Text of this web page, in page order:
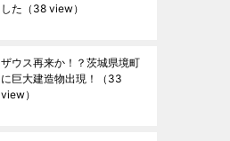
した （38 view）
ザウス再来か！？茨城県境町
に巨大建造物出現！
（33
view）